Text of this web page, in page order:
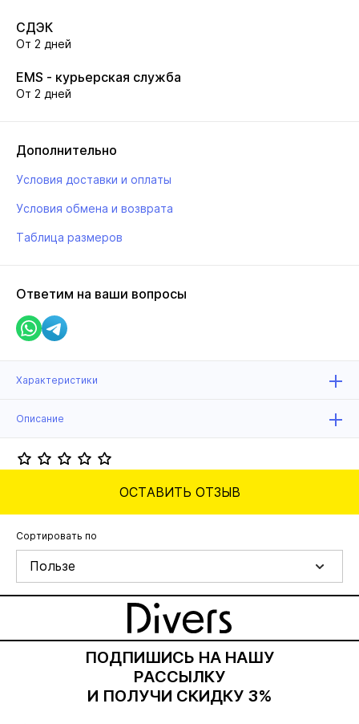
СДЭК
От 2 дней
EMS - курьерская служба
От 2 дней
Дополнительно
Условия доставки и оплаты
Условия обмена и возврата
Таблица размеров
Ответим на ваши вопросы
Характеристики
Описание
ОСТАВИТЬ ОТЗЫВ
Сортировать по
Пользе
ПОДПИШИСЬ НА НАШУ
РАССЫЛКУ
И ПОЛУЧИ СКИДКУ 3%